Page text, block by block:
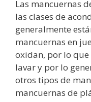
Las mancuernas
las clases de
generalmente
mancuernas en
oxidan, por lo
lavar y por lo
otros tipos de
mancuernas de